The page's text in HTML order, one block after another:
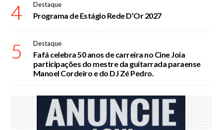
4 Destaque
Programa de Estágio Rede D’Or 2027
5 Destaque
Fafá celebra 50 anos de carreira no Cine Joia
participações do mestre da guitarrada paraense
Manoel Cordeiro e do DJ Zé Pedro.